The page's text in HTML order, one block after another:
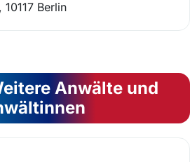
Berlin
Anwälte und